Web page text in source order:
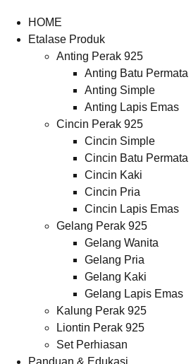
HOME
Etalase Produk
Anting Perak 925
Anting Batu Permata
Anting Simple
Anting Lapis Emas
Cincin Perak 925
Cincin Simple
Cincin Batu Permata
Cincin Kaki
Cincin Pria
Cincin Lapis Emas
Gelang Perak 925
Gelang Wanita
Gelang Pria
Gelang Kaki
Gelang Lapis Emas
Kalung Perak 925
Liontin Perak 925
Set Perhiasan
Panduan & Edukasi